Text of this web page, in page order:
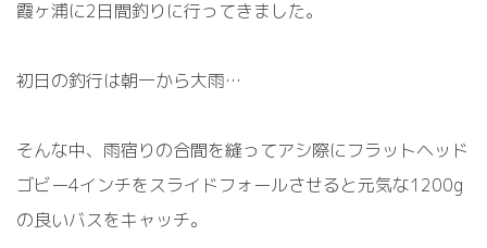
霞ヶ浦に2日間釣りに行ってきました。
初日の釣行は朝一から大雨…
そんな中、雨宿りの合間を縫ってアシ際にフラットヘッド
ゴビー4インチをスライドフォールさせると元気な1200g
の良いバスをキャッチ。